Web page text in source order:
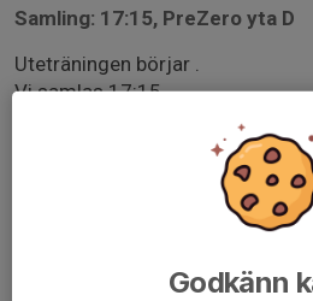
Samling: 17:15, PreZero yta D
Uteträningen börjar .
Vi samlas 17:15.
Kom ihåg att anmäla er i
Godkänn